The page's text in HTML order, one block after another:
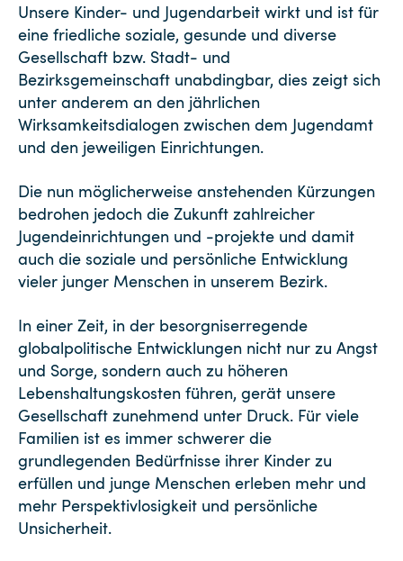
Unsere Kinder- und Jugendarbeit wirkt und ist für
eine friedliche soziale, gesunde und diverse
Gesellschaft bzw. Stadt- und
Bezirksgemeinschaft unabdingbar, dies zeigt sich
unter anderem an den jährlichen
Wirksamkeitsdialogen zwischen dem Jugendamt
und den jeweiligen Einrichtungen.
Die nun möglicherweise anstehenden Kürzungen
bedrohen jedoch die Zukunft zahlreicher
Jugendeinrichtungen und -projekte und damit
auch die soziale und persönliche Entwicklung
vieler junger Menschen in unserem Bezirk.
In einer Zeit, in der besorgniserregende
globalpolitische Entwicklungen nicht nur zu Angst
und Sorge, sondern auch zu höheren
Lebenshaltungskosten führen, gerät unsere
Gesellschaft zunehmend unter Druck. Für viele
Familien ist es immer schwerer die
grundlegenden Bedürfnisse ihrer Kinder zu
erfüllen und junge Menschen erleben mehr und
mehr Perspektivlosigkeit und persönliche
Unsicherheit.